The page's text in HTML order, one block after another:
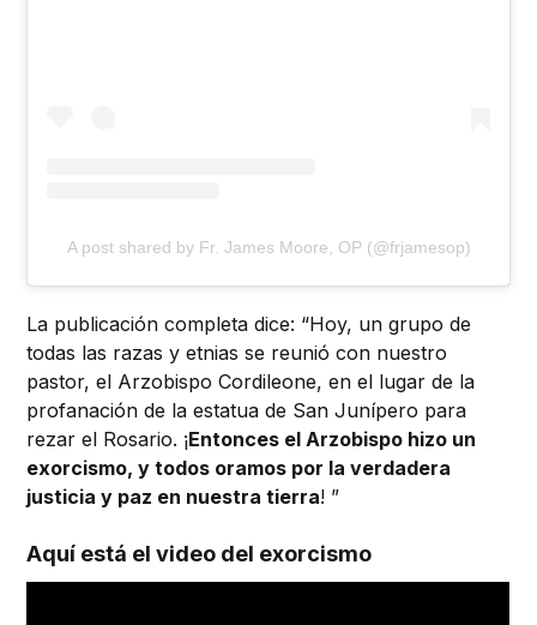
A post shared by Fr. James Moore, OP (@frjamesop)
La publicación completa dice: “Hoy, un grupo de
todas las razas y etnias se reunió con nuestro
pastor, el Arzobispo Cordileone, en el lugar de la
profanación de la estatua de San Junípero para
rezar el Rosario. ¡Entonces el Arzobispo hizo un
exorcismo, y todos oramos por la verdadera
justicia y paz en nuestra tierra! ”
Aquí está el video del exorcismo